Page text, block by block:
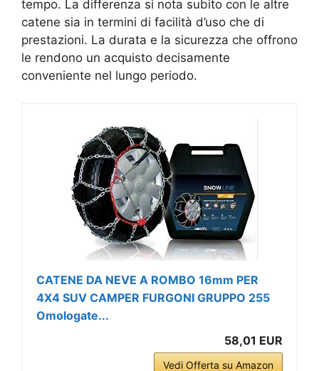
tempo. La differenza si nota subito con le altre
catene sia in termini di facilità d’uso che di
prestazioni. La durata e la sicurezza che offrono
le rendono un acquisto decisamente
conveniente nel lungo periodo.
CATENE DA NEVE A ROMBO 16mm PER
4X4 SUV CAMPER FURGONI GRUPPO 255
Omologate...
58,01 EUR
Vedi Offerta su Amazon